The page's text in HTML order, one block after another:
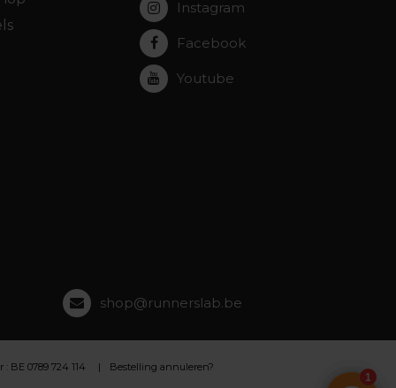
Instagram
Facebook
Youtube
shop@runnerslab.be
BE 0789 724 114 Bestelling annuleren?